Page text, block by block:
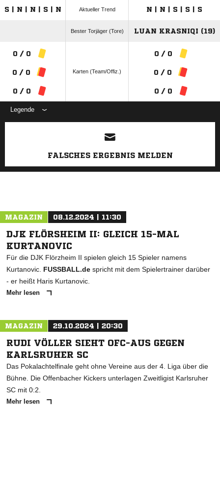
S | N | N | S | N Aktueller Trend N | N | S | S | S
Bester Torjäger (Tore) LUAN KRASNIQI (19)
0 / 0
0 / 0
0 / 0
Karten (Team/Offiz.)
0 / 0
0 / 0
0 / 0
Legende
ANZEIGE
FALSCHES ERGEBNIS MELDEN
MAGAZIN 08.12.2024 | 11:30
DJK FLÖRSHEIM II: GLEICH 15-MAL
KURTANOVIC
Für die DJK Flörzheim II spielen gleich 15 Spieler namens
Kurtanovic. FUSSBALL.de spricht mit dem Spielertrainer darüber
- er heißt Haris Kurtanovic.
Mehr lesen
MAGAZIN 29.10.2024 | 20:30
RUDI VÖLLER SIEHT OFC-AUS GEGEN
KARLSRUHER SC
Das Pokalachtelfinale geht ohne Vereine aus der 4. Liga über die
Bühne. Die Offenbacher Kickers unterlagen Zweitligist Karlsruher
SC mit 0:2.
Mehr lesen